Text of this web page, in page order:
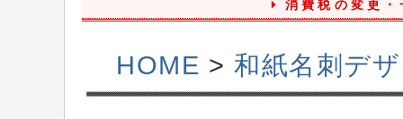
消費税の変更
HOME > 和紙名刺デ